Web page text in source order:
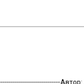
Автор: